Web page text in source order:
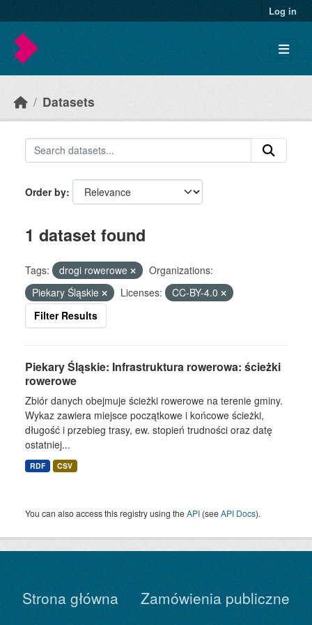
Log in
Datasets
Order by
1 dataset found
Tags: drogi rowerowe
Organizations:
Piekary Śląskie
Licenses:
CC-BY-4.0
Filter Results
Piekary Śląskie: Infrastruktura rowerowa: ścieżki
rowerowe
Zbiór danych obejmuje ścieżki rowerowe na terenie gminy.
Wykaz zawiera miejsce początkowe i końcowe ścieżki,
długość i przebieg trasy, ew. stopień trudności oraz datę
ostatniej...
RDF CSV
You can also access this registry using theAPI (seeAPI Docs).
Strona główna
Zamówienia publiczne